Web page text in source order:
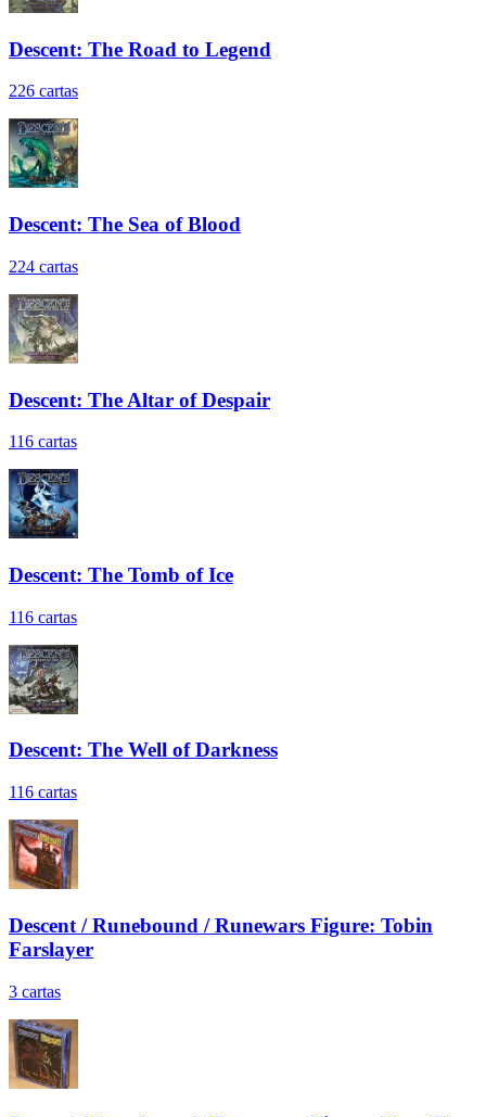
Descent: The Road to Legend
226 cartas
Descent: The Sea of Blood
224 cartas
Descent: The Altar of Despair
116 cartas
Descent: The Tomb of Ice
116 cartas
Descent: The Well of Darkness
116 cartas
Descent / Runebound / Runewars Figure: Tobin
Farslayer
3 cartas